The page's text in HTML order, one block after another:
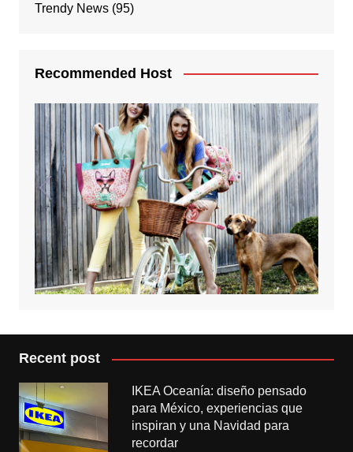
Trendy News(95)
Recommended Host
Recent post
IKEA Oceanía: diseño pensado
para México, experiencias que
inspiran y una Navidad para
recordar